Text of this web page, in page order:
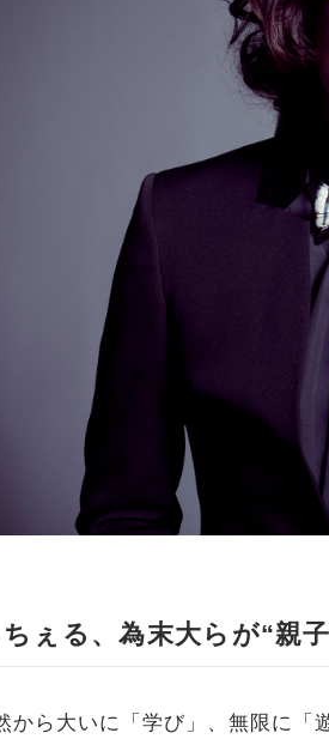
ぇる、為末大らが“親
から大いに「学び」、無限に「